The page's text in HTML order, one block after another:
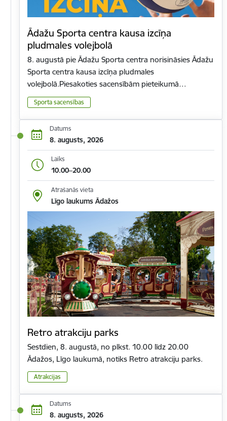
Ādažu Sporta centra kausa izcīņa
pludmales volejbolā
8. augustā pie Ādažu Sporta centra norisināsies Ādažu
Sporta centra kausa izcīņa pludmales
volejbolā.Piesakoties sacensībām pieteikumā…
Sporta sacensības
Datums
8. augusts, 2026
Laiks
10.00–20.00
Atrašanās vieta
Līgo laukums Ādažos
Retro atrakciju parks
Sestdien, 8. augustā, no plkst. 10.00 līdz 20.00
Ādažos, Līgo laukumā, notiks Retro atrakciju parks.
Atrakcijas
Datums
8. augusts, 2026